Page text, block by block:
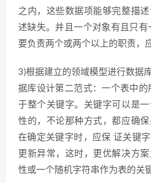
之内，这些数据项能够完整描
述缺失。并且一个对象有且只
要负责两个或两个以上的职责，
3)根据建立的领域模型进行数据
据库设计第二范式：一个表中
于整个关键字。关键字可以是
性的，不论那种方式，都应确保
在确定关键字时，应保 证关键
更新异常，这时，更优解决方
性或一个随机字符串作为表的关